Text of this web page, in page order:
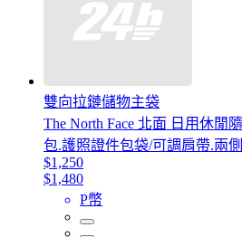
雙向拉鏈儲物主袋
The North Face 北面 日用休閒
包.護照證件包袋/可調肩帶.兩
$1,250
$1,480
P幣